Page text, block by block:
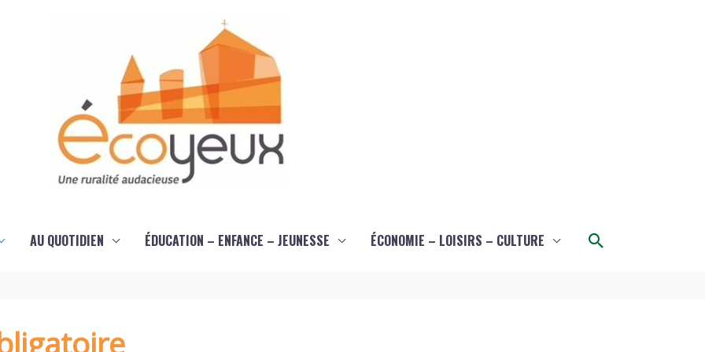
AU QUOTIDIEN ÉDUCATION – ENFANCE – JEUNESSE ÉCONOMIE – LOISIRS – CULTURE Rechercher